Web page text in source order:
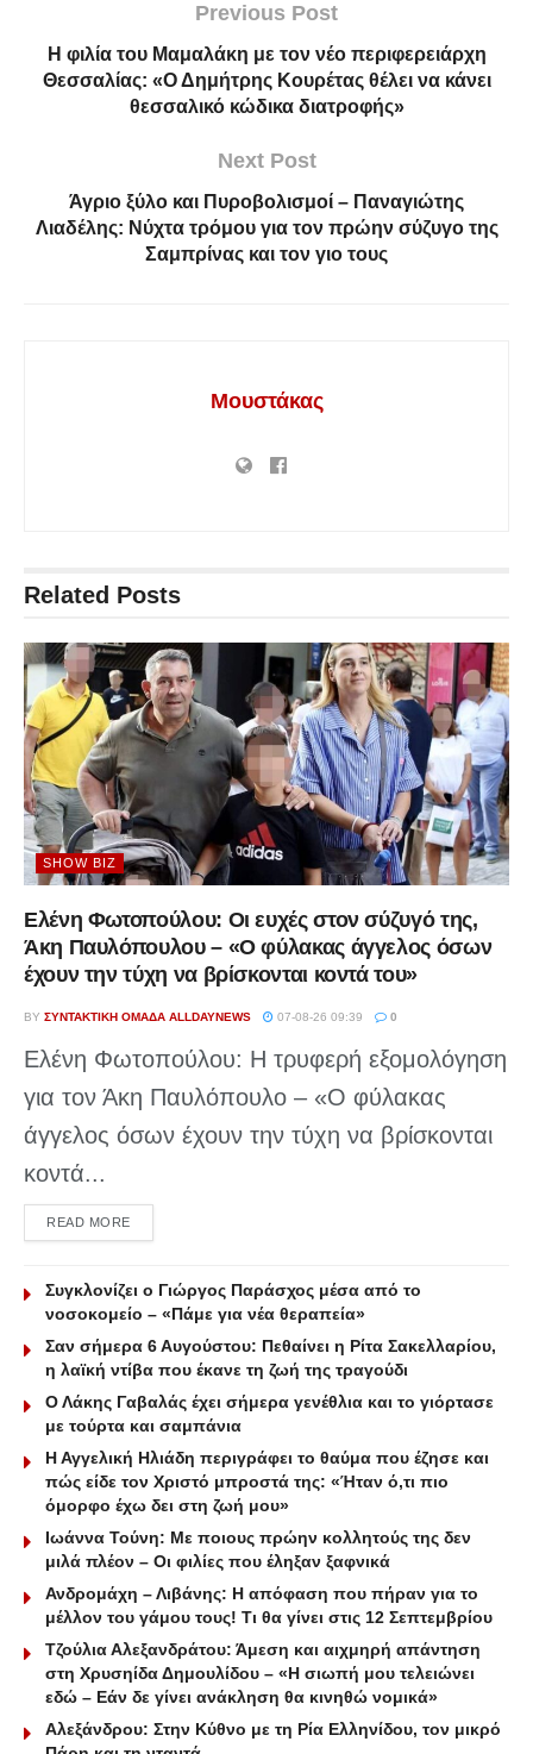
Previous Post
Η φιλία του Μαμαλάκη με τον νέο περιφερειάρχη
Θεσσαλίας: «Ο Δημήτρης Κουρέτας θέλει να κάνει
θεσσαλικό κώδικα διατροφής»
Next Post
Άγριο ξύλο και Πυροβολισμοί – Παναγιώτης
Λιαδέλης: Νύχτα τρόμου για τον πρώην σύζυγο της
Σαμπρίνας και τον γιο τους
Μουστάκας
Related Posts
SHOW BIZ
Ελένη Φωτοπούλου: Οι ευχές στον σύζυγό της,
Άκη Παυλόπουλου – «Ο φύλακας άγγελος όσων
έχουν την τύχη να βρίσκονται κοντά του»
BY ΣΥΝΤΑΚΤΙΚΉ ΟΜΆΔΑ ALLDAYNEWS 07-08-26 09:39 0
Ελένη Φωτοπούλου: Η τρυφερή εξομολόγηση
για τον Άκη Παυλόπουλο – «Ο φύλακας
άγγελος όσων έχουν την τύχη να βρίσκονται
κοντά...
READ MOREDETAILS
Συγκλονίζει ο Γιώργος Παράσχος μέσα από το
νοσοκομείο – «Πάμε για νέα θεραπεία»
Σαν σήμερα 6 Αυγούστου: Πεθαίνει η Ρίτα Σακελλαρίου,
η λαϊκή ντίβα που έκανε τη ζωή της τραγούδι
Ο Λάκης Γαβαλάς έχει σήμερα γενέθλια και το γιόρτασε
με τούρτα και σαμπάνια
Η Αγγελική Ηλιάδη περιγράφει το θαύμα που έζησε και
πώς είδε τον Χριστό μπροστά της: «Ήταν ό,τι πιο
όμορφο έχω δει στη ζωή μου»
Ιωάννα Τούνη: Με ποιους πρώην κολλητούς της δεν
μιλά πλέον – Οι φιλίες που έληξαν ξαφνικά
Ανδρομάχη – Λιβάνης: Η απόφαση που πήραν για το
μέλλον του γάμου τους! Τι θα γίνει στις 12 Σεπτεμβρίου
Τζούλια Αλεξανδράτου: Άμεση και αιχμηρή απάντηση
στη Χρυσηίδα Δημουλίδου – «Η σιωπή μου τελειώνει
εδώ – Εάν δε γίνει ανάκληση θα κινηθώ νομικά»
Αλεξάνδρου: Στην Κύθνο με τη Ρία Ελληνίδου, τον μικρό